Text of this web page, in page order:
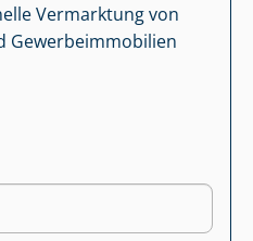
Vermarktung von
Ge­wer­be­im­mo­bi­li­en